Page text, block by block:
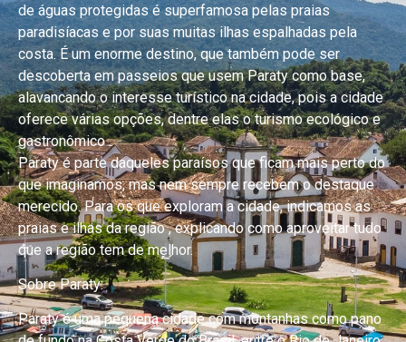
de águas protegidas é superfamosa pelas praias
paradisíacas e por suas muitas ilhas espalhadas pela
costa. É um enorme destino, que também pode ser
descoberta em passeios que usem Paraty como base,
alavancando o interesse turístico na cidade, pois a cidade
oferece várias opções, dentre elas o turismo ecológico e
gastronômico .
Paraty é parte daqueles paraísos que ficam mais perto do
que imaginamos, mas nem sempre recebem o destaque
merecido. Para os que exploram a cidade, indicamos as
praias e ilhas da região , explicando como aproveitar tudo
que a região tem de melhor.
Sobre Paraty:
Paraty é uma pequena cidade com montanhas como pano